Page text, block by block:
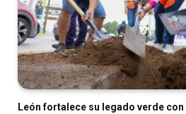
León fortalece su legado verde